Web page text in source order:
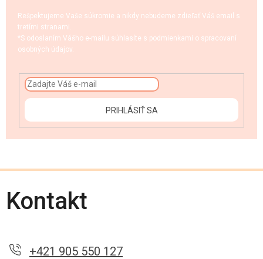
Rešpektujeme Vaše súkromie a nikdy nebudeme zdieľať Váš email s
tretími stranami.
*S odoslaním Vášho e-mailu súhlasíte s podmienkami o spracovaní
osobných údajov.
PRIHLÁSIŤ SA
Kontakt
+421 905 550 127